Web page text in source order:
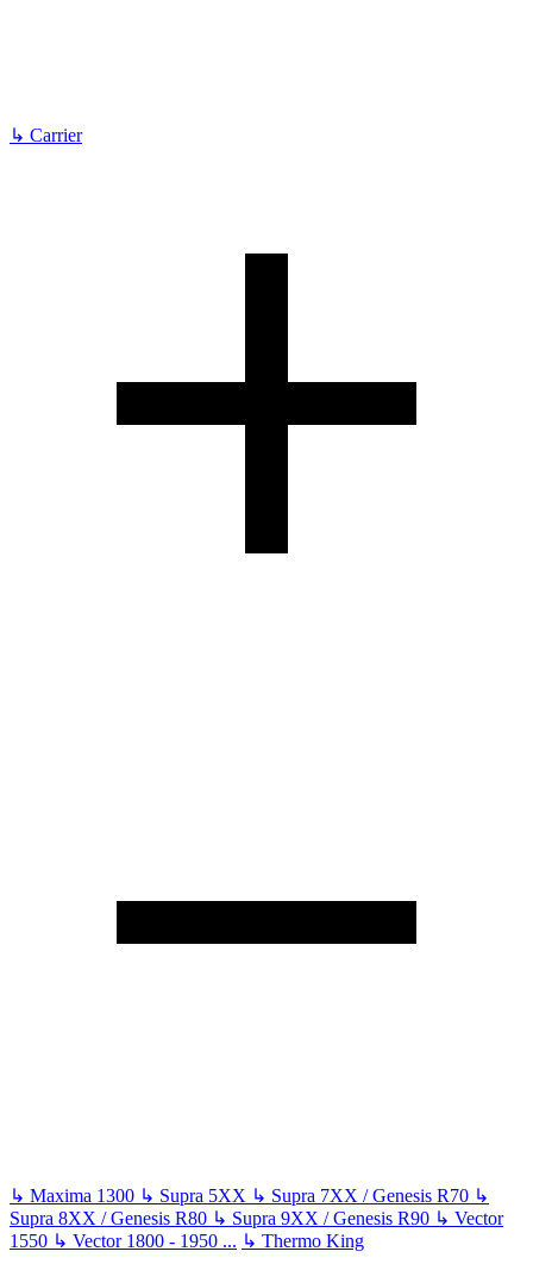
↳ Carrier
↳ Maxima 1300 ↳ Supra 5XX ↳ Supra 7XX / Genesis R70 ↳
Supra 8XX / Genesis R80 ↳ Supra 9XX / Genesis R90 ↳ Vector
1550 ↳ Vector 1800 - 1950 ... ↳ Thermo King